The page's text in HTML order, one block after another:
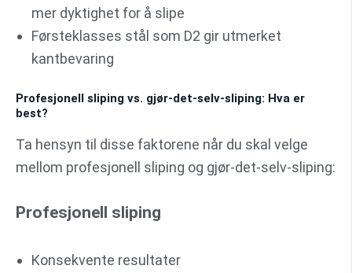
mer dyktighet for å slipe
Førsteklasses stål som D2 gir utmerket
kantbevaring
Profesjonell sliping vs. gjør-det-selv-sliping: Hva er
best?
Ta hensyn til disse faktorene når du skal velge
mellom profesjonell sliping og gjør-det-selv-sliping:
Profesjonell sliping
Konsekvente resultater